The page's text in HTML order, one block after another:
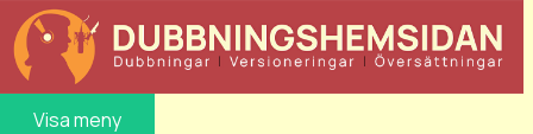
Visa meny